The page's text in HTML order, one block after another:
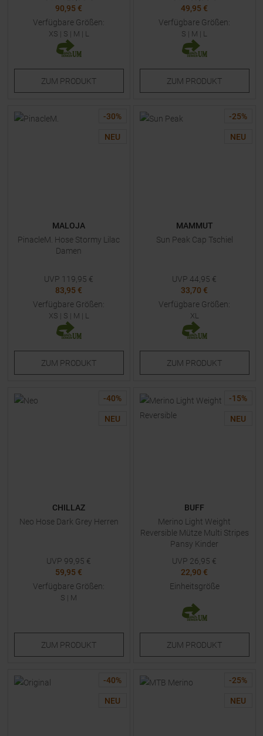
90,95 €
Verfügbare Größen:
XS | S | M | L
ZUM PRODUKT
49,95 €
Verfügbare Größen:
S | M | L
ZUM PRODUKT
-30%
NEU
MALOJA
PinacleM. Hose Stormy Lilac
Damen
UVP 119,95 €
83,95 €
Verfügbare Größen:
XS | S | M | L
ZUM PRODUKT
-25%
NEU
MAMMUT
Sun Peak Cap Tschiel
UVP 44,95 €
33,70 €
Verfügbare Größen:
XL
ZUM PRODUKT
-40%
NEU
CHILLAZ
Neo Hose Dark Grey Herren
UVP 99,95 €
59,95 €
Verfügbare Größen:
S | M
ZUM PRODUKT
-15%
NEU
BUFF
Merino Light Weight
Reversible Mütze Multi Stripes
Pansy Kinder
UVP 26,95 €
22,90 €
Einheitsgröße
ZUM PRODUKT
-40%
NEU
-25%
NEU